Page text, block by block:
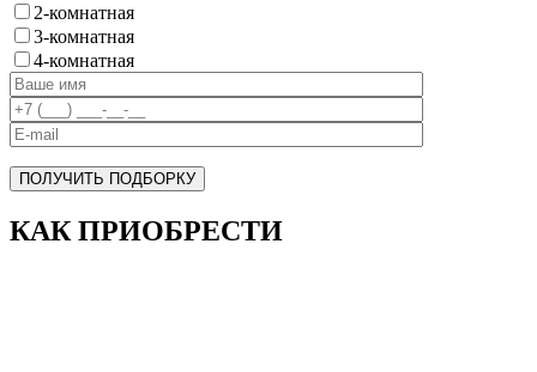
2-комнатная
3-комнатная
4-комнатная
ПОЛУЧИТЬ ПОДБОРКУ
КАК ПРИОБРЕСТИ